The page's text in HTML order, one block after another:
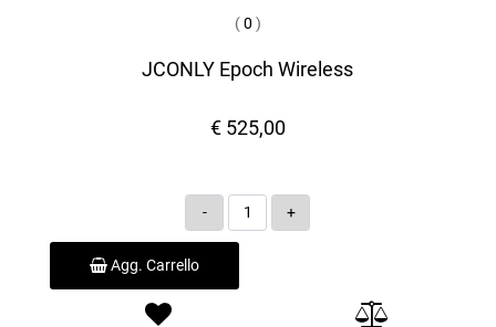
(0 )
JCONLY Epoch Wireless
€ 525,00
Quantità
Agg. Carrello